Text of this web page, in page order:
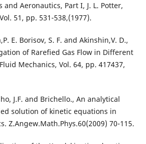
Aeronautics, Part I, J. L. Potter,
51, pp. 531-538,(1977).
E. Borisov, S. F. and Akinshin,V. D.,
of Rarefied Gas Flow in Different
Mechanics, Vol. 64, pp. 417437,
J.F. and Brichello., An analytical
solution of kinetic equations in
Z.Angew.Math.Phys.60(2009) 70-115.